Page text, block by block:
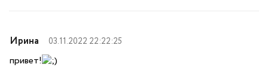
Ирина 03.11.2022 22:22:25
привет!